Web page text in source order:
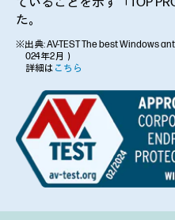
た。
※出典: AV-TEST The best Windows
024年2月）
詳細は こちら